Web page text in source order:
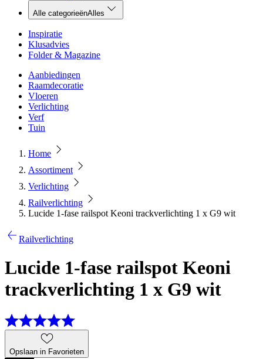
Alle categorieënAlles
Inspiratie
Klusadvies
Folder & Magazine
Aanbiedingen
Raamdecoratie
Vloeren
Verlichting
Verf
Tuin
Home
Assortiment
Verlichting
Railverlichting
Lucide 1-fase railspot Keoni trackverlichting 1 x G9 wit
Railverlichting
Lucide 1-fase railspot Keoni
trackverlichting 1 x G9 wit
Opslaan in Favorieten